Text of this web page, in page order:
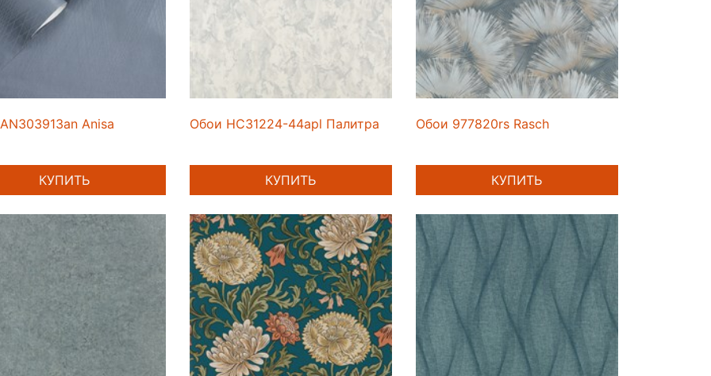
Anisa
КУПИТЬ
Обои HC31224-44apl Палитра
КУПИТЬ
Обои 977820rs Rasch
КУПИТЬ